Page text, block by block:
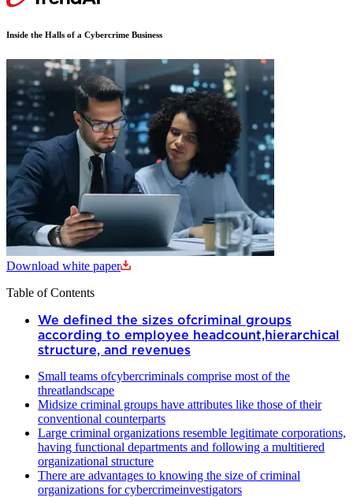
Inside the Halls of a Cybercrime Business
Download white paper
Table of Contents
We defined the sizes ofcriminal groups
according to employee headcount,hierarchical
structure, and revenues
Small teams ofcybercriminals comprise most of the
threatlandscape
Midsize criminal groups have attributes like those of their
conventional counterparts
Large criminal organizations resemble legitimate corporations,
having functional departments and following a multitiered
organizational structure
There are advantages to knowing the size of criminal
organizations for cybercrimeinvestigators